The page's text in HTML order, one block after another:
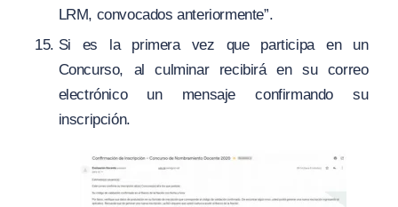
LRM, convocados anteriormente”.
Si es la primera vez que participa en un
Concurso, al culminar recibirá en su correo
electrónico un mensaje confirmando su
inscripción.